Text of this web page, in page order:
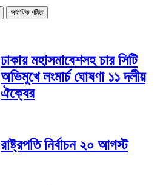
সর্বাধিক পঠিত
ঢাকায় মহাসমাবেশসহ চার সিটি
অভিমুখে লংমার্চ ঘোষণা ১১ দলীয়
ঐক্যের
রাষ্ট্রপতি নির্বাচন ২০ আগস্ট